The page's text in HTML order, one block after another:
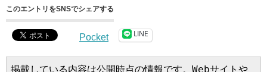
このエントリをSNSでシェアする
Pocket LINE
掲載している内容は公開時点の情報です。Webサイトや